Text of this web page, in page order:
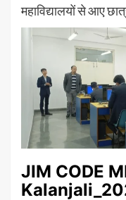
महाविद्यालयों से आए
JIM CODE